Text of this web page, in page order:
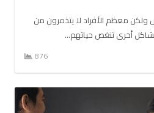
ولكن معظم الأفراد لا يتذمرون من
أخرى تنغص حياتهم…
876